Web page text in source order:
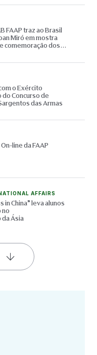
FAAP traz ao Brasil
Miró em mostra
comemoração dos
o Exército
do Concurso de
das Armas
line da FAAP
AFFAIRS
in China” leva alunos
no
Ásia